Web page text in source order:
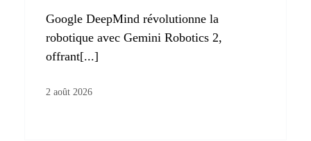
Google DeepMind révolutionne la
robotique avec Gemini Robotics 2,
offrant[...]
2 août 2026